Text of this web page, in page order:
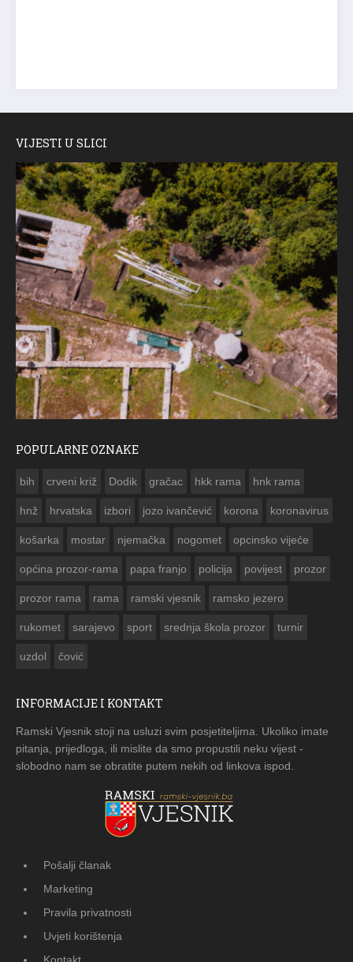
VIJESTI U SLICI
POPULARNE OZNAKE
bih crveni križ Dodik gračac hkk rama hnk rama
hnž hrvatska izbori jozo ivančević korona koronavirus
košarka mostar njemačka nogomet opcinsko vijeće
općina prozor-rama papa franjo policija povijest prozor
prozor rama rama ramski vjesnik ramsko jezero
rukomet sarajevo sport srednja škola prozor turnir
uzdol čović
INFORMACIJE I KONTAKT
Ramski Vjesnik stoji na usluzi svim posjetiteljima. Ukoliko imate
pitanja, prijedloga, ili mislite da smo propustili neku vijest -
slobodno nam se obratite putem nekih od linkova ispod.
Pošalji članak
Marketing
Pravila privatnosti
Uvjeti korištenja